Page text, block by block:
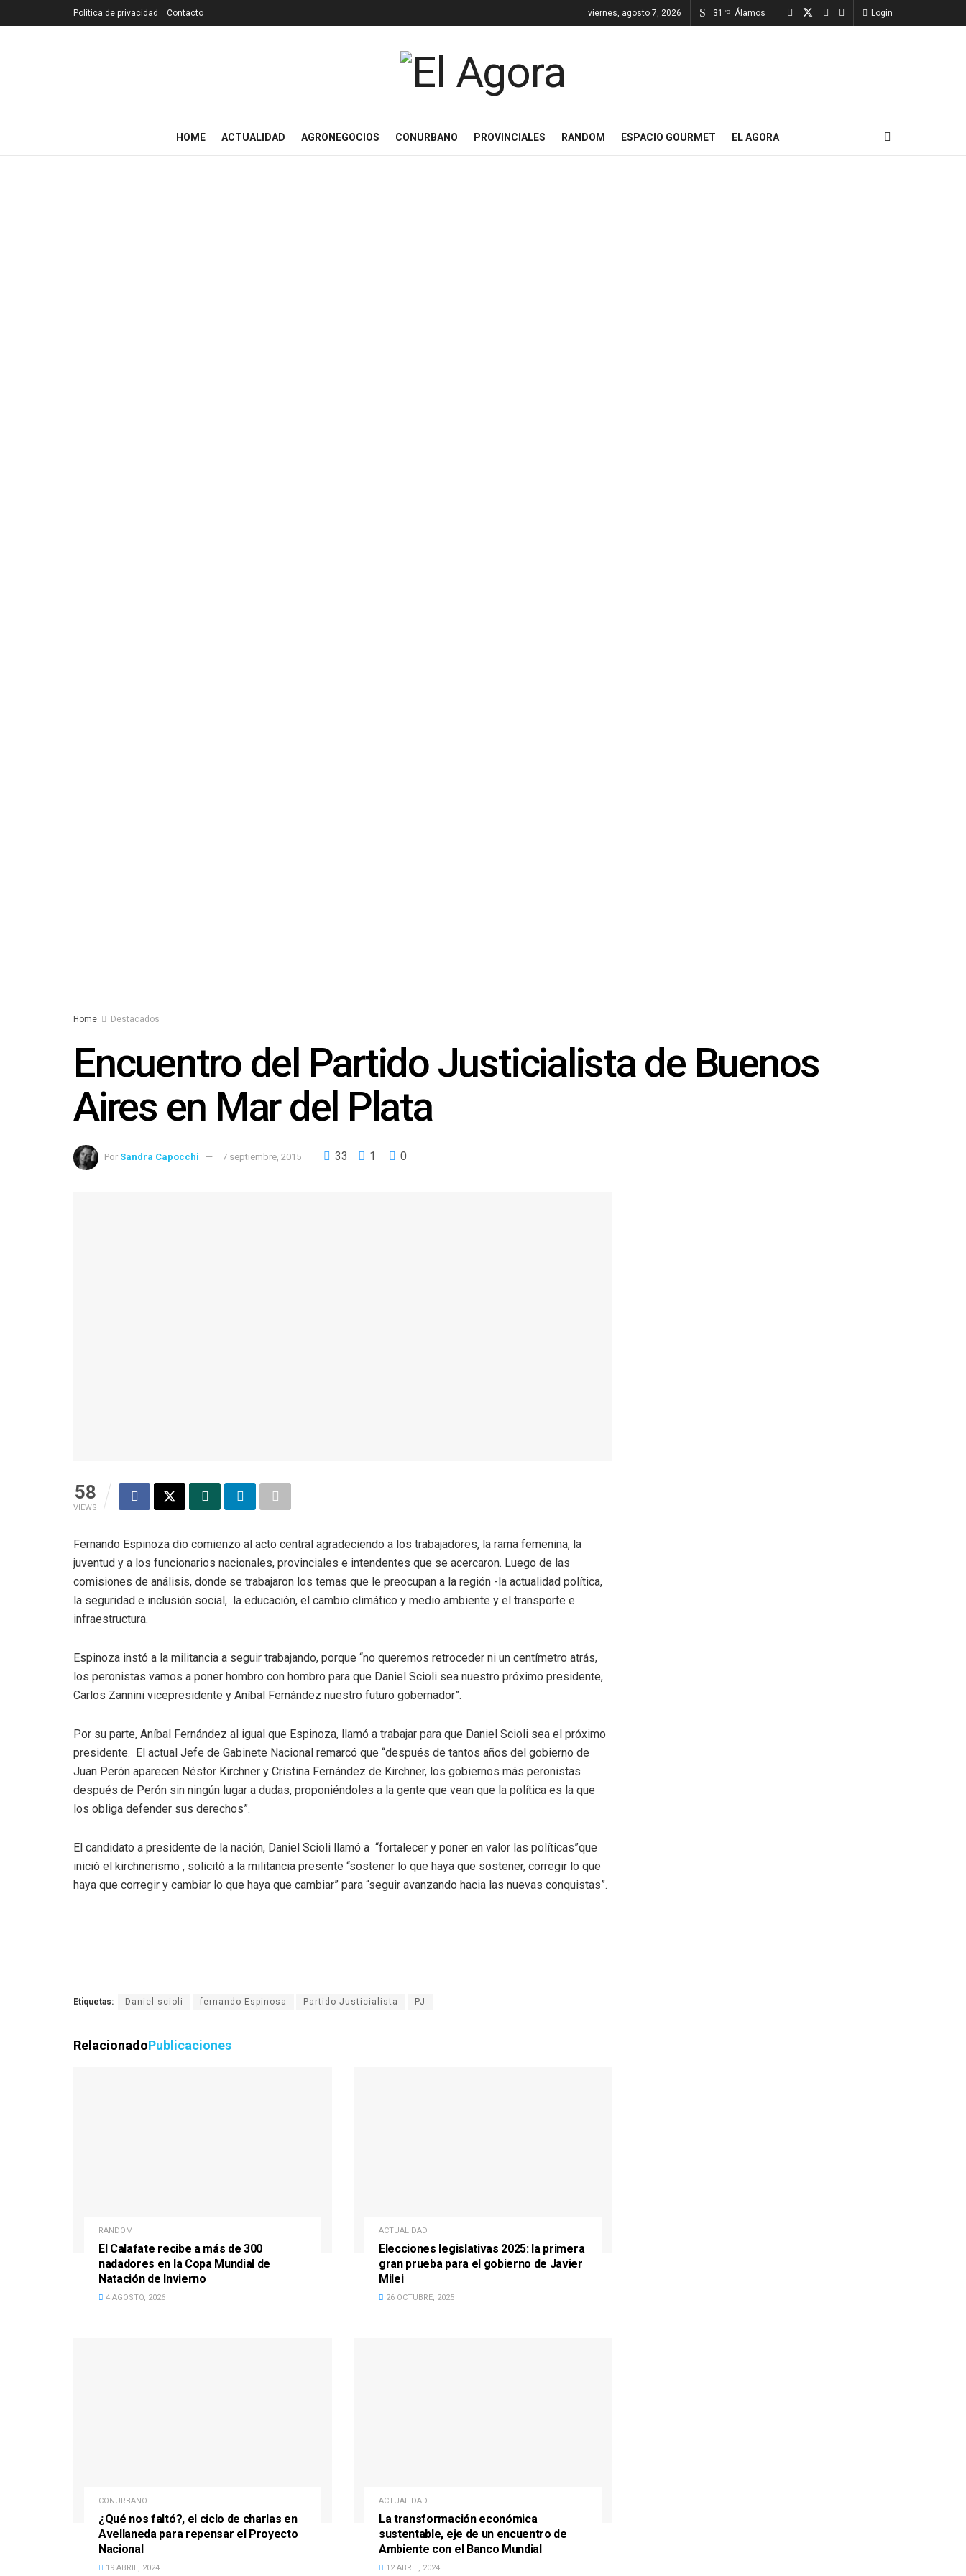
Política de privacidad Contacto viernes, agosto 7, 2026 31 °C Álamos Login
HOME ACTUALIDAD AGRONEGOCIOS CONURBANO PROVINCIALES RANDOM ESPACIO GOURMET EL AGORA
Home Destacados
Encuentro del Partido Justicialista de Buenos
Aires en Mar del Plata
Por Sandra Capocchi 7 septiembre, 2015 33 1 0
58
VIEWS
Fernando Espinoza dio comienzo al acto central agradeciendo a los trabajadores, la rama femenina, la
juventud y a los funcionarios nacionales, provinciales e intendentes que se acercaron. Luego de las
comisiones de análisis, donde se trabajaron los temas que le preocupan a la región -la actualidad política,
la seguridad e inclusión social, la educación, el cambio climático y medio ambiente y el transporte e
infraestructura.
Espinoza instó a la militancia a seguir trabajando, porque “no queremos retroceder ni un centímetro atrás,
los peronistas vamos a poner hombro con hombro para que Daniel Scioli sea nuestro próximo presidente,
Carlos Zannini vicepresidente y Aníbal Fernández nuestro futuro gobernador”.
Por su parte, Aníbal Fernández al igual que Espinoza, llamó a trabajar para que Daniel Scioli sea el próximo
presidente. El actual Jefe de Gabinete Nacional remarcó que “después de tantos años del gobierno de
Juan Perón aparecen Néstor Kirchner y Cristina Fernández de Kirchner, los gobiernos más peronistas
después de Perón sin ningún lugar a dudas, proponiéndoles a la gente que vean que la política es la que
los obliga defender sus derechos”.
El candidato a presidente de la nación, Daniel Scioli llamó a “fortalecer y poner en valor las políticas”que
inició el kirchnerismo , solicitó a la militancia presente “sostener lo que haya que sostener, corregir lo que
haya que corregir y cambiar lo que haya que cambiar” para “seguir avanzando hacia las nuevas conquistas”.
Etiquetas: Daniel scioli fernando Espinosa Partido Justicialista PJ
RelacionadoPublicaciones
RANDOM
El Calafate recibe a más de 300
nadadores en la Copa Mundial de
Natación de Invierno
4 AGOSTO, 2026
ACTUALIDAD
Elecciones legislativas 2025: la primera
gran prueba para el gobierno de Javier
Milei
26 OCTUBRE, 2025
CONURBANO
¿Qué nos faltó?, el ciclo de charlas en
Avellaneda para repensar el Proyecto
Nacional
19 ABRIL, 2024
ACTUALIDAD
La transformación económica
sustentable, eje de un encuentro de
Ambiente con el Banco Mundial
12 ABRIL, 2024